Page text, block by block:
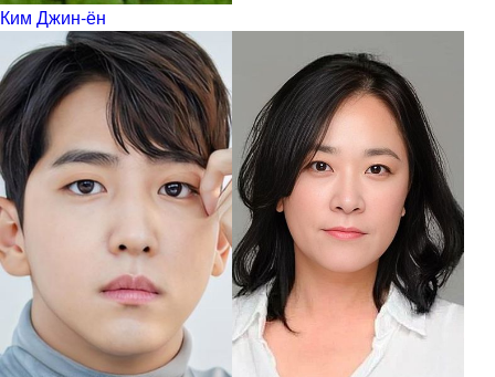
Ким Джин-ён